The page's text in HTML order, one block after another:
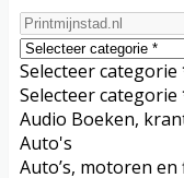
Selecteer categorie
Selecteer categorie
Audio Boeken,
Auto's
Auto’s, motoren en